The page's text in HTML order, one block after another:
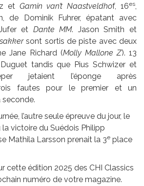
et Gamin van’t Naastveldhof, 16es,
de Dominik Fuhrer, épatant avec
et Dante MM. Jason Smith et
sont sortis de piste avec deux
Jane Richard (Molly Mallone Z). 13
tandis que Pius Schwizer et
jetaient l’éponge après
fautes pour le premier et un
l’autre seule épreuve du jour, le
la victoire du Suédois Philipp
Mathila Larsson prenait la 3e place
cette édition 2025 des CHI Classics
numéro de votre magazine.